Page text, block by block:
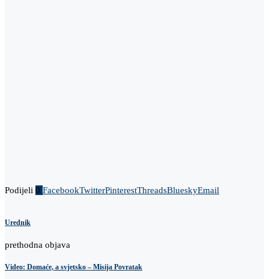
Podijeli 0 FacebookTwitterPinterestThreadsBlueskyEmail
Urednik
prethodna objava
Video: Domaće, a svjetsko – Misija Povratak